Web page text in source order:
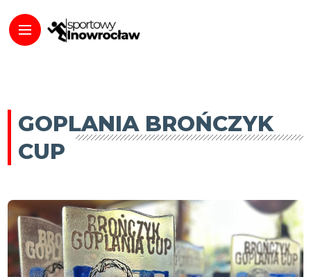
GOPLANIA BROŃCZYK
CUP